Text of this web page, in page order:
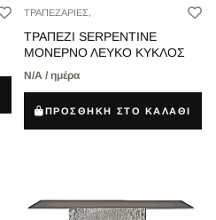
ΤΡΑΠΕΖΑΡΙΕΣ,
ΤΡΑΠΕΖΙ SERPENTINE
ΜΟΝΕΡΝΟ ΛΕΥΚΟ ΚΥΚΛΟΣ
Ν/Α / ημέρα
ΠΡΟΣΘΗΚΗ ΣΤΟ ΚΑΛΑΘΙ